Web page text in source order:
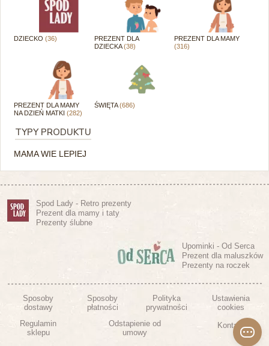
DZIECKO (36)
PREZENT DLA
DZIECKA(38)
PREZENT DLA MAMY
(316)
PREZENT DLA MAMY
NA DZIEŃ MATKI (282)
ŚWIĘTA(686)
TYPY PRODUKTU
MAMA WIE LEPIEJ
Spod Lady - Retro prezenty
Prezent dla mamy i taty
Prezenty ślubne
Upominki - Od Serca
Prezent dla maluszków
Prezenty na roczek
Sposoby
dostawy
Sposoby
płatności
Polityka
prywatności
Ustawienia
cookies
Regulamin
sklepu
Odstapienie od
umowy
Kontakt